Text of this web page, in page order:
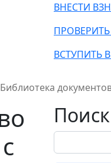
ВНЕСТИ
ПРОВЕРИТЬ
ВСТУПИТЬ
Библиотека
Поиск
Поиск